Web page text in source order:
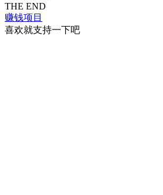
THE END
赚钱项目
喜欢就支持一下吧